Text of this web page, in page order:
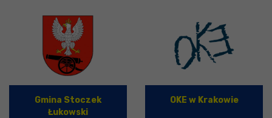
Gmina Stoczek
Łukowski
OKE w Krakowie